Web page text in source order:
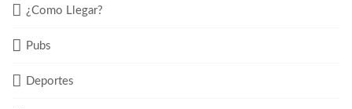
¿Como Llegar?
Pubs
Deportes